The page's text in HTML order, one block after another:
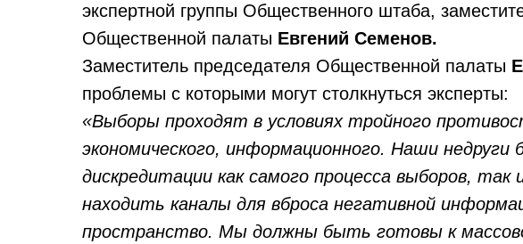
экспертной группы Общественного штаба,
Общественной палаты Евгений Семенов.
Заместитель председателя Общественной палаты
проблемы с которыми могут столкнуться эксперты:
«Выборы проходят в условиях тройного
экономического, информационного. Наши
дискредитации как самого процесса выборов, так
находить каналы для вброса негативной
пространство. Мы должны быть готовы к